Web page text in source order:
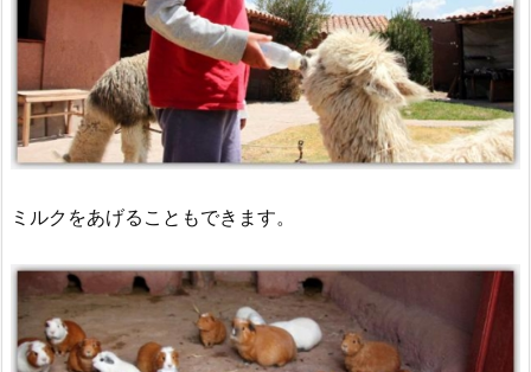
ミルクをあげることもできます。